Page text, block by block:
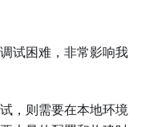
试困难，非常影响我
，则需要在本地环境